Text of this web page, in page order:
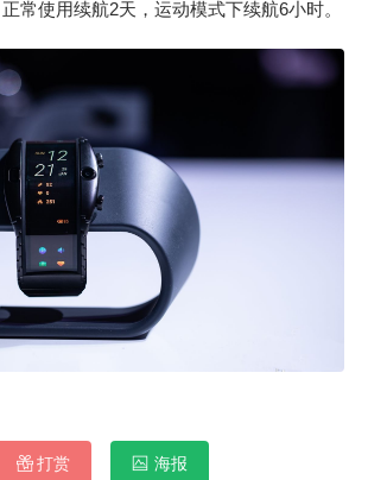
常使用续航2天，运动模式下续航6小时。
打赏 海报